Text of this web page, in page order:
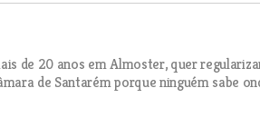
de 20 anos em Almoster, quer
de Santarém porque ninguém sabe